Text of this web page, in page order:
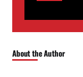
About the Author